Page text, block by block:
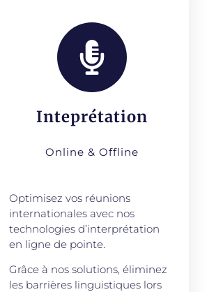
Inteprétation
Online & Offline
Optimisez vos réunions
internationales avec nos
technologies d’interprétation
en ligne de pointe.
Grâce à nos solutions, éliminez
les barrières linguistiques lors